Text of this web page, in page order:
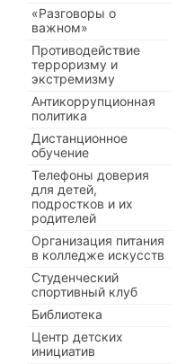
«Разговоры о
важном»
Противодействие
терроризму и
экстремизму
Антикоррупционная
политика
Дистанционное
обучение
Телефоны доверия
для детей,
подростков и их
родителей
Организация питания
в колледже искусств
Студенческий
спортивный клуб
Библиотека
Центр детских
инициатив